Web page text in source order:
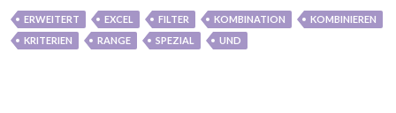
ERWEITERT EXCEL FILTER KOMBINATION
KOMBINIEREN
KRITERIEN
RANGE SPEZIAL UND